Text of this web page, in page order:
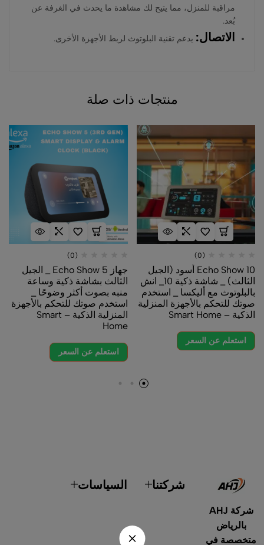
مراقبة للمنزل، مما يتيح لك مشاهدة ما يحدث في الغرفة عن
بُعد.
الاتصال: يدعم تقنية البلوتوث لربط الأجهزة الأخرى.
منتجات ذات صلة
(0)
Echo Show 10 أسود (الجيل
الثالث) _ شاشة ذكية 10_ انش
بالبلوتوث مع أليكسا _ استخدم
صوتك للتحكم بالأجهزة المنزلية
الذكية – Smart Home
استعلم عن السعر
(0)
جهاز Echo Show 5 _ الجيل
الثالث بشاشة ذكية وساعة
منبه بصوت أكثر وضوحًا _
استخدم صوتك للتحكم بالأجهزة
المنزلية الذكية – Smart
Home
استعلم عن السعر
شركة AHJ
بالرياض
متخصصة في
شركتنا السياسات